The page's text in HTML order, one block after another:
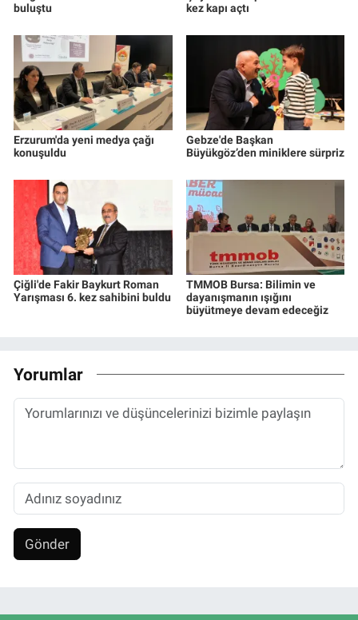
buluştu
kez kapı açtı
Erzurum'da yeni medya çağı
konuşuldu
Gebze'de Başkan
Büyükgöz’den miniklere sürpriz
Çiğli'de Fakir Baykurt Roman
Yarışması 6. kez sahibini buldu
TMMOB Bursa: Bilimin ve
dayanışmanın ışığını
büyütmeye devam edeceğiz
Yorumlar
Gönder